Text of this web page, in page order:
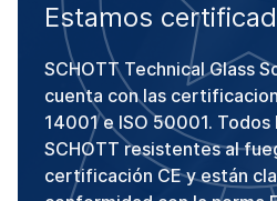
Estamos
SCHOTT Technical Glass
cuenta con las
14001 e ISO 50001.
SCHOTT resistentes al
certificación CE y están